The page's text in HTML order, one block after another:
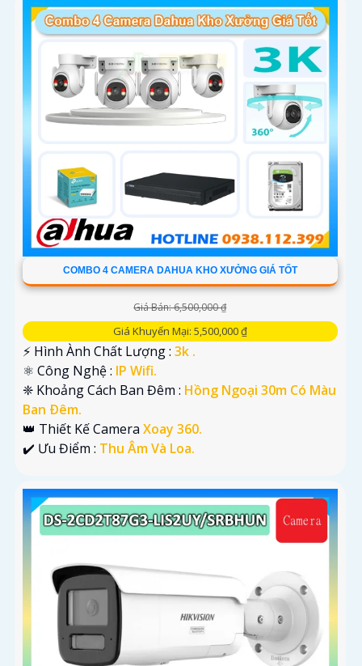
COMBO 4 CAMERA DAHUA KHO XƯỞNG GIÁ TỐT
Giá Bán: 6,500,000 ₫
Giá Khuyến Mại: 5,500,000 ₫
️⚡ Hình Ành Chất Lượng : 3k .
⚛️ Công Nghệ : IP Wifi.
❈ Khoảng Cách Ban Đêm : Hồng Ngoại 30m Có Màu
Ban Ðêm.
👑 Thiết Kế Camera Xoay 360.
️✔️ Ưu Điểm : Thu Âm Và Loa.